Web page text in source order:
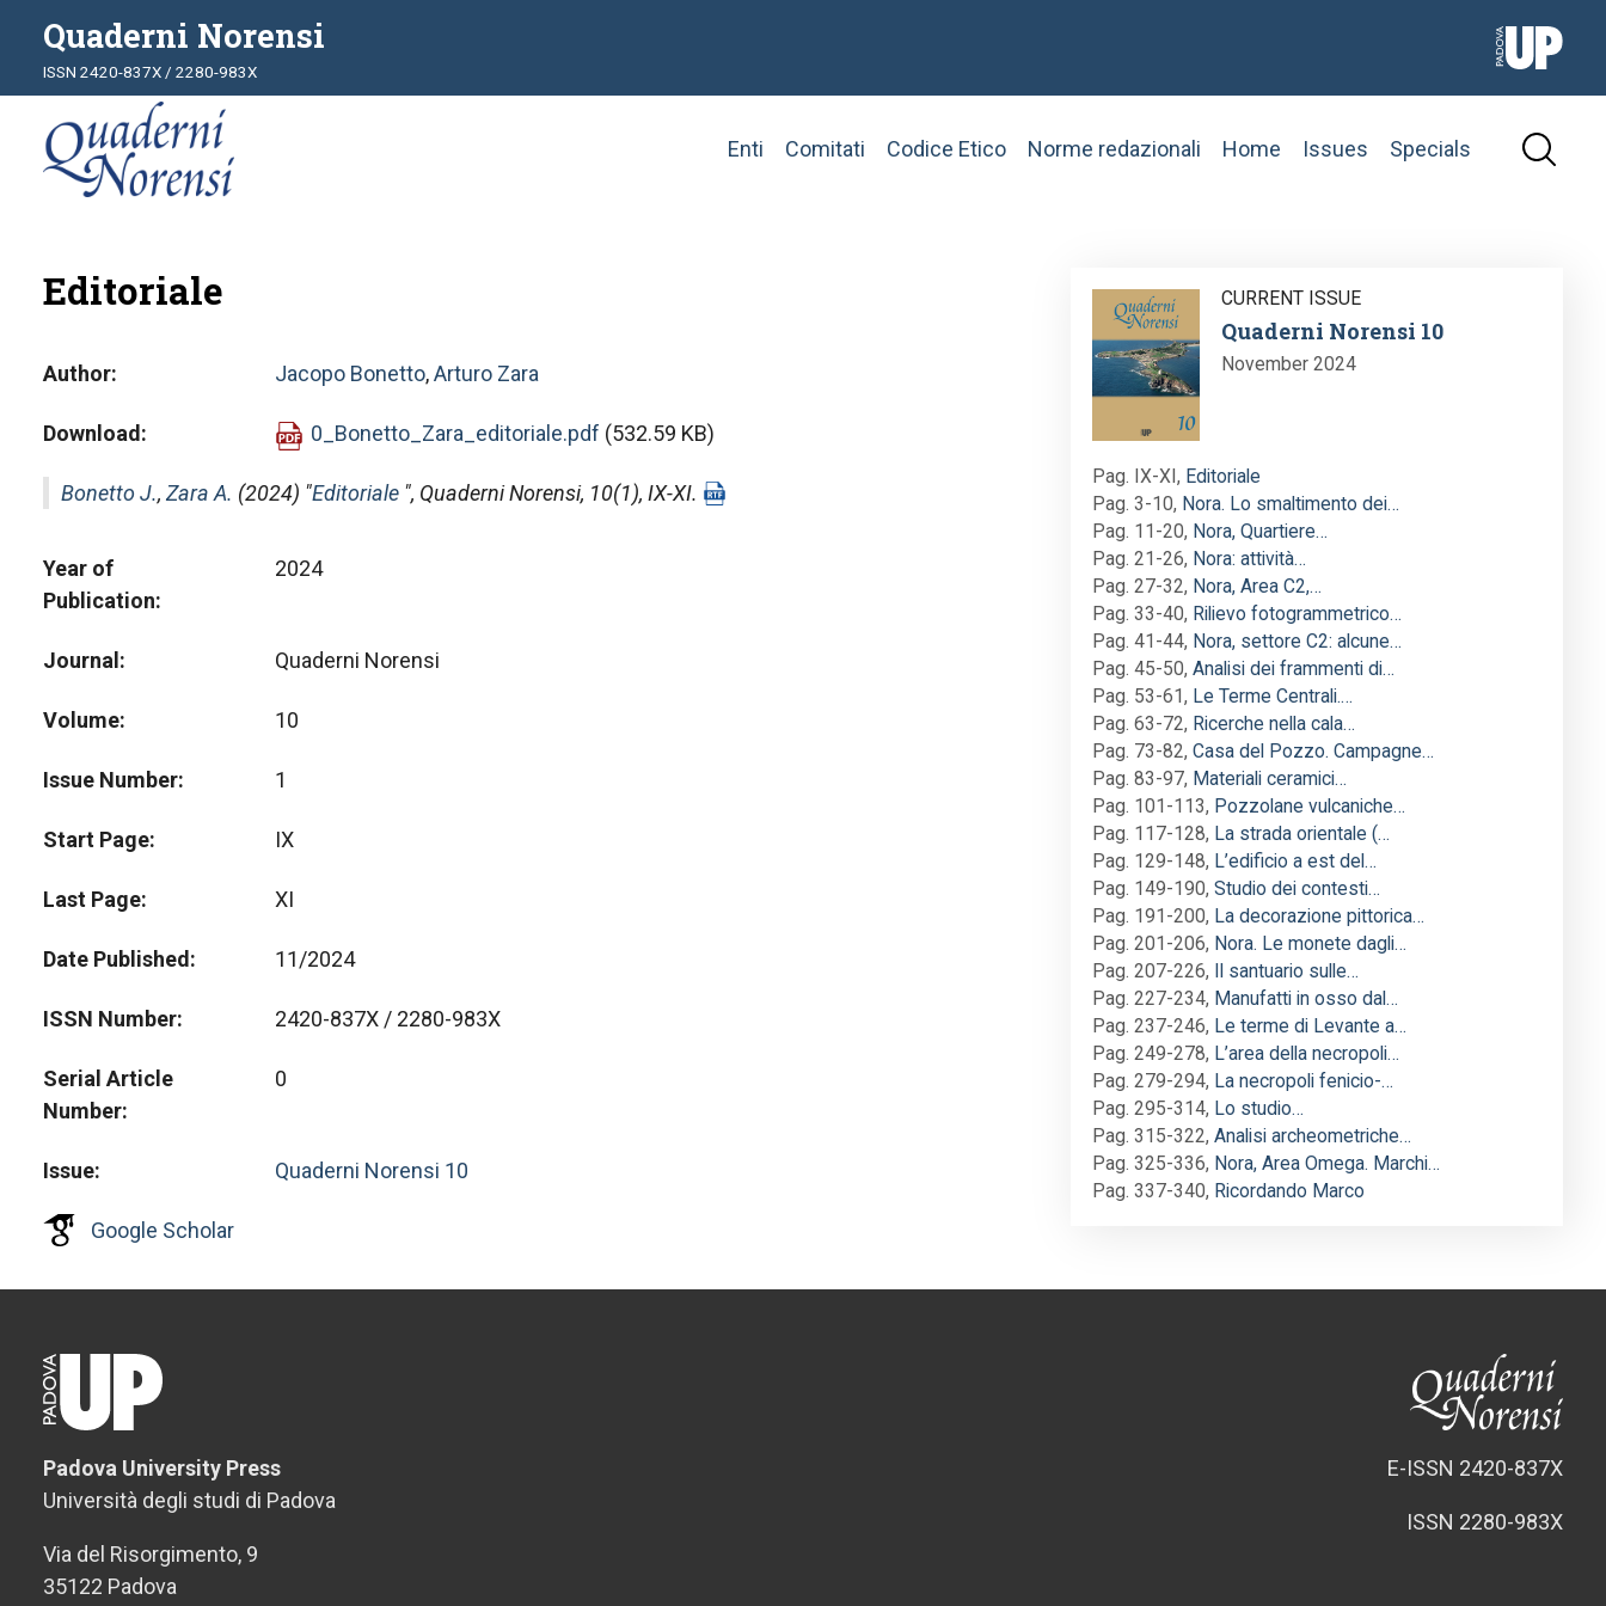
Quaderni Norensi
ISSN 2420-837X / 2280-983X
Main
Enti Comitati Codice Etico Norme redazionali Home Issues Specials
Editoriale
Author Jacopo Bonetto,Arturo Zara
Download 0_Bonetto_Zara_editoriale.pdf (532.59 KB)
Bonetto J., Zara A. (2024) "Editoriale ", Quaderni Norensi, 10(1), IX-XI.
Year of
Publication
2024
Journal Quaderni Norensi
Volume 10
Issue Number 1
Start Page IX
Last Page XI
Date Published 11/2024
ISSN Number 2420-837X / 2280-983X
Serial Article
Number
0
Issue Quaderni Norensi 10
Google Scholar
Image CURRENT ISSUE
Quaderni Norensi 10
November 2024
Pag. IX-XI, Editoriale
Pag. 3-10, Nora. Lo smaltimento dei…
Pag. 11-20, Nora, Quartiere…
Pag. 21-26, Nora: attività…
Pag. 27-32, Nora, Area C2,…
Pag. 33-40, Rilievo fotogrammetrico…
Pag. 41-44, Nora, settore C2: alcune…
Pag. 45-50, Analisi dei frammenti di…
Pag. 53-61, Le Terme Centrali.…
Pag. 63-72, Ricerche nella cala…
Pag. 73-82, Casa del Pozzo. Campagne…
Pag. 83-97, Materiali ceramici…
Pag. 101-113, Pozzolane vulcaniche…
Pag. 117-128, La strada orientale (…
Pag. 129-148, L’edificio a est del…
Pag. 149-190, Studio dei contesti…
Pag. 191-200, La decorazione pittorica…
Pag. 201-206, Nora. Le monete dagli…
Pag. 207-226, Il santuario sulle…
Pag. 227-234, Manufatti in osso dal…
Pag. 237-246, Le terme di Levante a…
Pag. 249-278, L’area della necropoli…
Pag. 279-294, La necropoli fenicio-…
Pag. 295-314, Lo studio…
Pag. 315-322, Analisi archeometriche…
Pag. 325-336, Nora, Area Omega. Marchi…
Pag. 337-340, Ricordando Marco
Padova University Press
Università degli studi di Padova
Via del Risorgimento, 9
35122 Padova
E-ISSN 2420-837X
ISSN 2280-983X